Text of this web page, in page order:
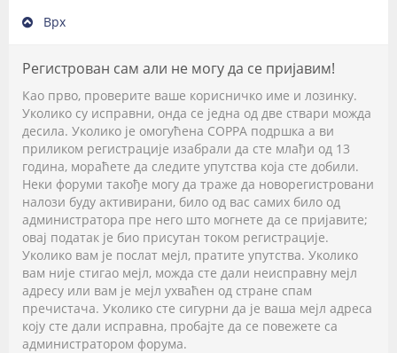
Врх
Регистрован сам али не могу да се пријавим!
Као прво, проверите ваше корисничко име и лозинку.
Уколико су исправни, онда се једна од две ствари можда
десила. Уколико је омогућена COPPA подршка а ви
приликом регистрације изабрали да сте млађи од 13
година, мораћете да следите упутства која сте добили.
Неки форуми такође могу да траже да новорегистровани
налози буду активирани, било од вас самих било од
администратора пре него што могнете да се пријавите;
овај податак је био присутан током регистрације.
Уколико вам је послат мејл, пратите упутства. Уколико
вам није стигао мејл, можда сте дали неисправну мејл
адресу или вам је мејл ухваћен од стране спам
пречистача. Уколико сте сигурни да је ваша мејл адреса
коју сте дали исправна, пробајте да се повежете са
администратором форума.